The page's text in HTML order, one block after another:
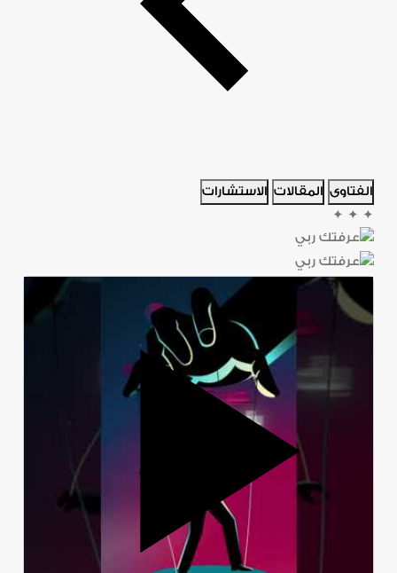
الفتاوى المقالات الاستشارات
✦
✦
✦